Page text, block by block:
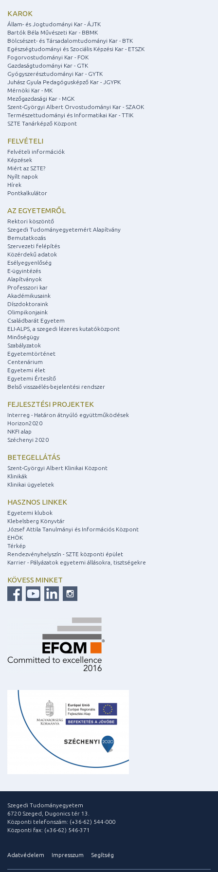
KAROK
Állam- és Jogtudományi Kar - ÁJTK
Bartók Béla Művészeti Kar - BBMK
Bölcsészet- és Társadalomtudományi Kar - BTK
Egészségtudományi és Szociális Képzési Kar - ETSZK
Fogorvostudományi Kar - FOK
Gazdaságtudományi Kar - GTK
Gyógyszerésztudományi Kar - GYTK
Juhász Gyula Pedagógusképző Kar - JGYPK
Mérnöki Kar - MK
Mezőgazdasági Kar - MGK
Szent-Györgyi Albert Orvostudományi Kar - SZAOK
Természettudományi és Informatikai Kar - TTIK
SZTE Tanárképző Központ
FELVÉTELI
Felvételi információk
Képzések
Miért az SZTE?
Nyílt napok
Hírek
Pontkalkulátor
AZ EGYETEMRŐL
Rektori köszöntő
Szegedi Tudományegyetemért Alapítvány
Bemutatkozás
Szervezeti felépítés
Közérdekű adatok
Esélyegyenlőség
E-ügyintézés
Alapítványok
Professzori kar
Akadémikusaink
Díszdoktoraink
Olimpikonjaink
Családbarát Egyetem
ELI-ALPS, a szegedi lézeres kutatóközpont
Minőségügy
Szabályzatok
Egyetemtörténet
Centenárium
Egyetemi élet
Egyetemi Értesítő
Belső visszaélés-bejelentési rendszer
FEJLESZTÉSI PROJEKTEK
Interreg - Határon átnyúló együttműködések
Horizon2020
NKFI alap
Széchenyi 2020
BETEGELLÁTÁS
Szent-Györgyi Albert Klinikai Központ
Klinikák
Klinikai ügyeletek
HASZNOS LINKEK
Egyetemi klubok
Klebelsberg Könyvtár
József Attila Tanulmányi és Információs Központ
EHÖK
Térkép
Rendezvényhelyszín - SZTE központi épület
Karrier - Pályázatok egyetemi állásokra, tisztségekre
KÖVESS MINKET
Szegedi Tudományegyetem
6720 Szeged, Dugonics tér 13.
Központi telefonszám: (+36-62) 544-000
Központi fax: (+36-62) 546-371
Adatvédelem Impresszum Segítség